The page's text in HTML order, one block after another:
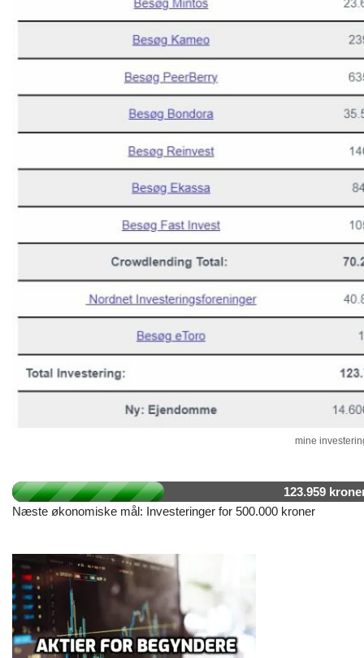
mine
123.959
Næste økonomiske mål: Investeringer for 500.000 kroner